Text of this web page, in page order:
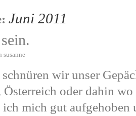
Juni 2011
susanne
wir unser
oder dahin
mich gut aufgehoben